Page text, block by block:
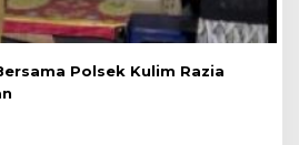
Polsek Kulim Razia